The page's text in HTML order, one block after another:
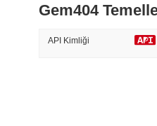
#319
Gem404
API Kimliği